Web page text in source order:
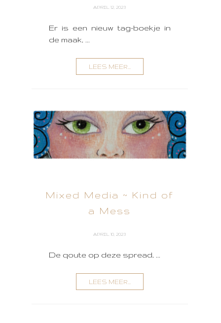
APRIL 12, 2023
Er is een nieuw tag-boekje in
de maak, ...
LEES MEER...
Mixed Media ~ Kind of
a Mess
APRIL 10, 2023
De qoute op deze spread, ...
LEES MEER...